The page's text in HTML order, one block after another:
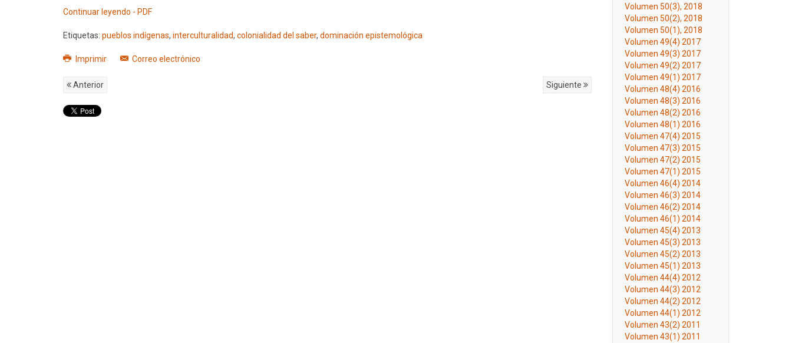
Continuar leyendo - PDF
Etiquetas: pueblos indígenas, interculturalidad, colonialidad del saber, dominación epistemológica
Imprimir Correo electrónico
Anterior Siguiente
Volumen 50(3), 2018
Volumen 50(2), 2018
Volumen 50(1), 2018
Volumen 49(4) 2017
Volumen 49(3) 2017
Volumen 49(2) 2017
Volumen 49(1) 2017
Volumen 48(4) 2016
Volumen 48(3) 2016
Volumen 48(2) 2016
Volumen 48(1) 2016
Volumen 47(4) 2015
Volumen 47(3) 2015
Volumen 47(2) 2015
Volumen 47(1) 2015
Volumen 46(4) 2014
Volumen 46(3) 2014
Volumen 46(2) 2014
Volumen 46(1) 2014
Volumen 45(4) 2013
Volumen 45(3) 2013
Volumen 45(2) 2013
Volumen 45(1) 2013
Volumen 44(4) 2012
Volumen 44(3) 2012
Volumen 44(2) 2012
Volumen 44(1) 2012
Volumen 43(2) 2011
Volumen 43(1) 2011